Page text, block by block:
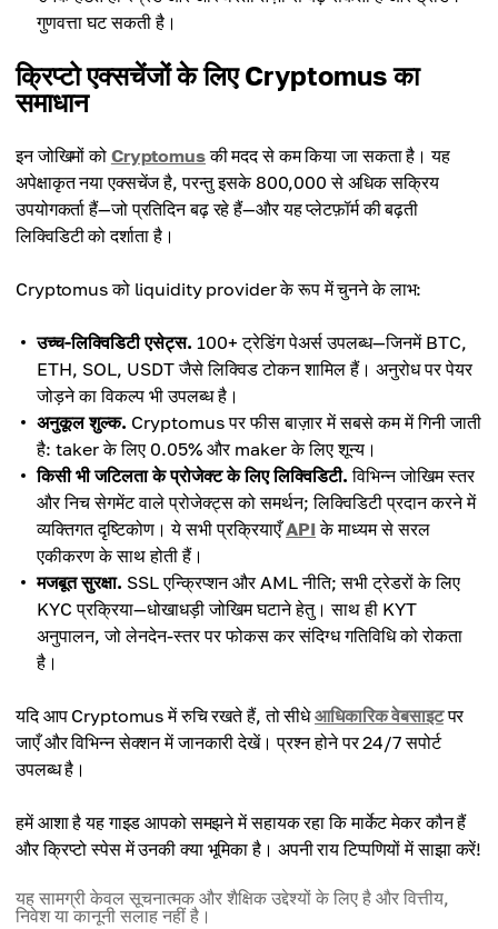
गुणवत्ता घट सकती है।
क्रिप्टो एक्सचेंजों के लिए Cryptomus का
समाधान
इन जोखिमों को Cryptomusकी मदद से कम किया जा सकता है। यह
अपेक्षाकृत नया एक्सचेंज है, परन्तु इसके 800,000 से अधिक सक्रिय
उपयोगकर्ता हैं—जो प्रतिदिन बढ़ रहे हैं—और यह प्लेटफ़ॉर्म की बढ़ती
लिक्विडिटी को दर्शाता है।
Cryptomus को liquidity provider के रूप में चुनने के लाभ:
उच्च-लिक्विडिटी एसेट्स. 100+ ट्रेडिंग पेअर्स उपलब्ध—जिनमें BTC,
ETH, SOL, USDT जैसे लिक्विड टोकन शामिल हैं। अनुरोध पर पेयर
जोड़ने का विकल्प भी उपलब्ध है।
अनुकूल शुल्क. Cryptomus पर फीस बाज़ार में सबसे कम में गिनी जाती
है: taker के लिए 0.05% और maker के लिए शून्य।
किसी भी जटिलता के प्रोजेक्ट के लिए लिक्विडिटी. विभिन्न जोखिम स्तर
और निच सेगमेंट वाले प्रोजेक्ट्स को समर्थन; लिक्विडिटी प्रदान करने में
व्यक्तिगत दृष्टिकोण। ये सभी प्रक्रियाएँAPIके माध्यम से सरल
एकीकरण के साथ होती हैं।
मजबूत सुरक्षा. SSL एन्क्रिप्शन और AML नीति; सभी ट्रेडरों के लिए
KYC प्रक्रिया—धोखाधड़ी जोखिम घटाने हेतु। साथ ही KYT
अनुपालन, जो लेनदेन-स्तर पर फोकस कर संदिग्ध गतिविधि को रोकता
है।
यदि आप Cryptomus में रुचि रखते हैं, तो सीधेआधिकारिक वेबसाइटपर
जाएँ और विभिन्न सेक्शन में जानकारी देखें। प्रश्न होने पर 24/7 सपोर्ट
उपलब्ध है।
हमें आशा है यह गाइड आपको समझने में सहायक रहा कि मार्केट मेकर कौन हैं
और क्रिप्टो स्पेस में उनकी क्या भूमिका है। अपनी राय टिप्पणियों में साझा करें!
यह सामग्री केवल सूचनात्मक और शैक्षिक उद्देश्यों के लिए है और वित्तीय,
निवेश या कानूनी सलाह नहीं है।